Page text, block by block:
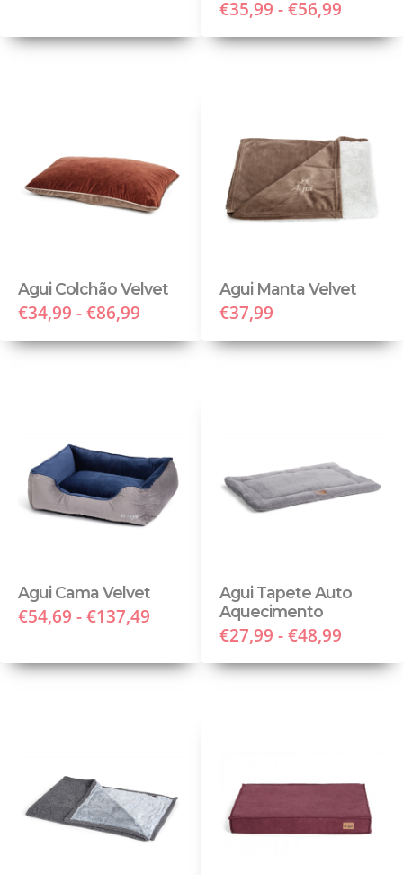
€35,99 - €56,99
Agui Colchão Velvet
€34,99 - €86,99
Agui Manta Velvet
€37,99
Agui Cama Velvet
€54,69 - €137,49
Agui Tapete Auto
Aquecimento
€27,99 - €48,99